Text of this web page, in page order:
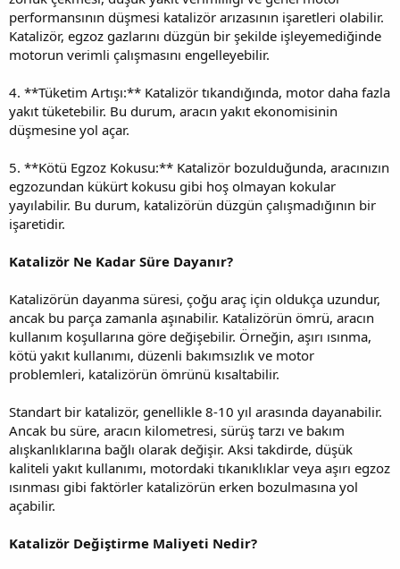
performansının düşmesi katalizör arızasının işaretleri olabilir.
Katalizör, egzoz gazlarını düzgün bir şekilde işleyemediğinde
motorun verimli çalışmasını engelleyebilir.
4. **Tüketim Artışı:** Katalizör tıkandığında, motor daha fazla
yakıt tüketebilir. Bu durum, aracın yakıt ekonomisinin
düşmesine yol açar.
5. **Kötü Egzoz Kokusu:** Katalizör bozulduğunda, aracınızın
egzozundan kükürt kokusu gibi hoş olmayan kokular
yayılabilir. Bu durum, katalizörün düzgün çalışmadığının bir
işaretidir.
Katalizör Ne Kadar Süre Dayanır?
Katalizörün dayanma süresi, çoğu araç için oldukça uzundur,
ancak bu parça zamanla aşınabilir. Katalizörün ömrü, aracın
kullanım koşullarına göre değişebilir. Örneğin, aşırı ısınma,
kötü yakıt kullanımı, düzenli bakımsızlık ve motor
problemleri, katalizörün ömrünü kısaltabilir.
Standart bir katalizör, genellikle 8-10 yıl arasında dayanabilir.
Ancak bu süre, aracın kilometresi, sürüş tarzı ve bakım
alışkanlıklarına bağlı olarak değişir. Aksi takdirde, düşük
kaliteli yakıt kullanımı, motordaki tıkanıklıklar veya aşırı egzoz
ısınması gibi faktörler katalizörün erken bozulmasına yol
açabilir.
Katalizör Değiştirme Maliyeti Nedir?